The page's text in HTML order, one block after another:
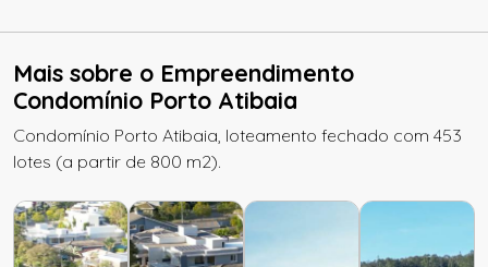
Mais sobre o Empreendimento
Condomínio Porto Atibaia
Condomínio Porto Atibaia, loteamento fechado com 453
lotes (a partir de 800 m2).